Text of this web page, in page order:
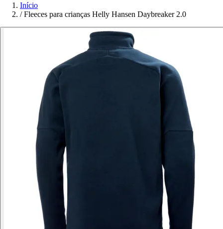
Início
/ Fleeces para crianças Helly Hansen Daybreaker 2.0